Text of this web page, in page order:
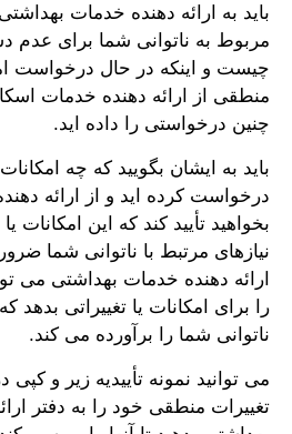
باید به ارائه دهنده خدمات
مربوط به ناتوانی شما برای
چیست و اینکه در حال درخواست
منطقی از ارائه دهنده خدمات
چنین درخواستی را داده اید.
باید به ایشان بگویید که چه امکانات
درخواست کرده اید و از ارائه
بخواهید تأیید کند که این امکانات
نیازهای مرتبط با ناتوانی شما
ارائه دهنده خدمات بهداشتی می
را برای امکانات یا تغییراتی بدهد
ناتوانی شما را برآورده می کند.
می توانید نمونه تأییدیه زیر و
تغییرات منطقی خود را به دفتر